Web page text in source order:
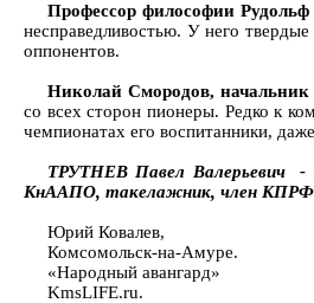
Профессор философии
несправедливостью. У него
оппонентов.
Николай Смородов, начальник
со всех сторон пионеры. Редко к
чемпионатах его воспитанники,
ТРУТНЕВ Павел Валерьевич -
КнААПО, такелажник, член КПРФ.
Юрий Ковалев,
Комсомольск-на-Амуре.
«Народный авангард»
KmsLIFE.ru.